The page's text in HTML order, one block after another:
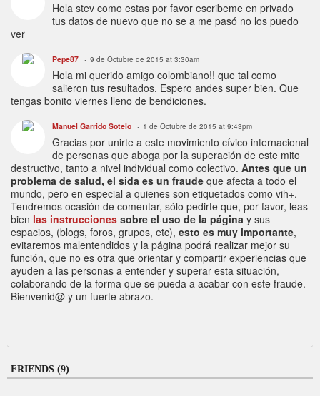
Hola stev como estas por favor escribeme en privado
tus datos de nuevo que no se a me pasó no los puedo
ver
Pepe87 9 de Octubre de 2015 at 3:30am
Hola mi querido amigo colombiano!! que tal como
salieron tus resultados. Espero andes super bien. Que
tengas bonito viernes lleno de bendiciones.
Manuel Garrido Sotelo 1 de Octubre de 2015 at 9:43pm
Gracias por unirte a este movimiento cívico internacional
de personas que aboga por la superación de este mito
destructivo, tanto a nivel individual como colectivo. Antes que un
problema de salud, el sida es un fraude que afecta a todo el
mundo, pero en especial a quienes son etiquetados como vih+.
Tendremos ocasión de comentar, sólo pedirte que, por favor, leas
bien las instrucciones sobre el uso de la página y sus
espacios, (blogs, foros, grupos, etc), esto es muy importante,
evitaremos malentendidos y la página podrá realizar mejor su
función, que no es otra que orientar y compartir experiencias que
ayuden a las personas a entender y superar esta situación,
colaborando de la forma que se pueda a acabar con este fraude.
Bienvenid@ y un fuerte abrazo.
FRIENDS (9)